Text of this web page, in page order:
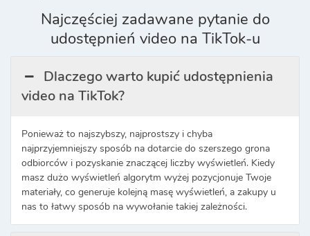
Najczęściej zadawane pytanie do
udostępnień video na TikTok-u
Dlaczego warto kupić udostępnienia
video na TikTok?
Ponieważ to najszybszy, najprostszy i chyba
najprzyjemniejszy sposób na dotarcie do szerszego grona
odbiorców i pozyskanie znaczącej liczby wyświetleń. Kiedy
masz dużo wyświetleń algorytm wyżej pozycjonuje Twoje
materiały, co generuje kolejną masę wyświetleń, a zakupy u
nas to łatwy sposób na wywołanie takiej zależności.